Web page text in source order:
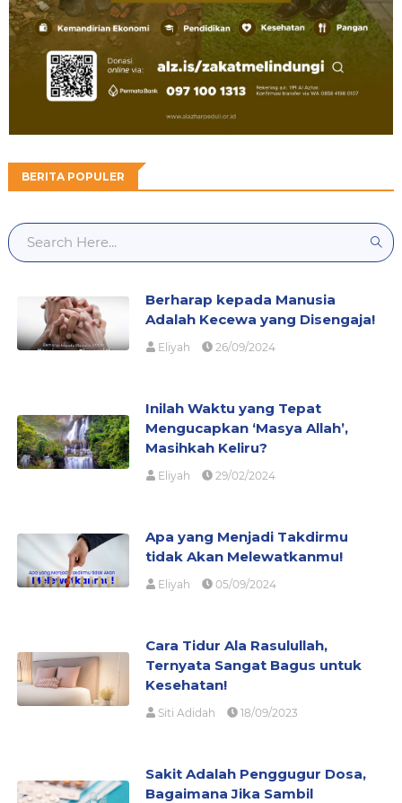
BERITA POPULER
Berharap kepada Manusia
Adalah Kecewa yang Disengaja!
Eliyah 26/09/2024
Inilah Waktu yang Tepat
Mengucapkan ‘Masya Allah’,
Masihkah Keliru?
Eliyah 29/02/2024
Apa yang Menjadi Takdirmu
tidak Akan Melewatkanmu!
Eliyah 05/09/2024
Cara Tidur Ala Rasulullah,
Ternyata Sangat Bagus untuk
Kesehatan!
Siti Adidah 18/09/2023
Sakit Adalah Penggugur Dosa,
Bagaimana Jika Sambil